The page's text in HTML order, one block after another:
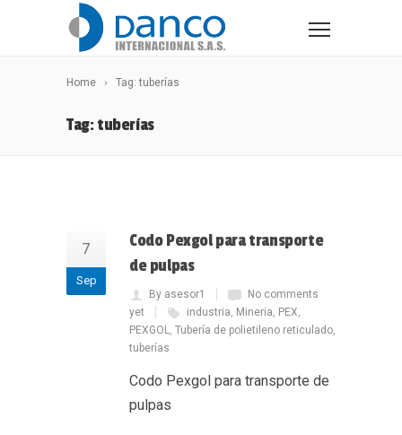
Home Tag: tuberías
Tag: tuberías
7
Sep
Codo Pexgol para transporte
de pulpas
By asesor1
No comments
yet
industria, Mineria, PEX,
PEXGOL, Tubería de polietileno reticulado,
tuberías
Codo Pexgol para transporte de
pulpas